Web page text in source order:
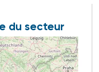
du secteur